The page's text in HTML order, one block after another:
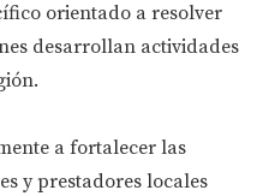
orientado a resolver
desarrollan actividades
a fortalecer las
y prestadores locales